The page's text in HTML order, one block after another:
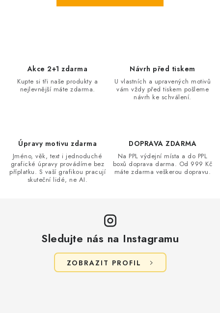
Akce 2+1 zdarma
Kupte si tři naše produkty a
nejlevnější máte zdarma.
Návrh před tiskem
U vlastních a upravených motivů
vám vždy před tiskem pošleme
návrh ke schválení.
Úpravy motivu zdarma
Jméno, věk, text i jednoduché
grafické úpravy provádíme bez
příplatku. S vaší grafikou pracují
skuteční lidé, ne AI.
DOPRAVA ZDARMA
Na PPL výdejní místa a do PPL
boxů doprava darma. Od 999 Kč
máte zdarma veškerou dopravu.
Sledujte nás na Instagramu
ZOBRAZIT PROFIL